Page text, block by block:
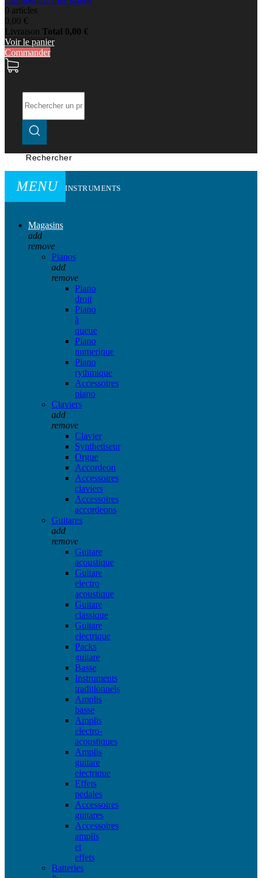
0 articles
0,00 €
Livraison Total 0,00 €
Voir le panier
Commander
Rechercher
MENU INSTRUMENTS
Magasins
add
remove
Pianos
add
remove
Piano
droit
Piano
à
queue
Piano
numerique
Piano
rythmique
Accessoires
piano
Claviers
add
remove
Clavier
Synthetiseur
Orgue
Accordeon
Accessoires
claviers
Accessoires
accordeons
Guitares
add
remove
Guitare
acoustique
Guitare
electro
acoustique
Guitare
classique
Guitare
electrique
Packs
guitare
Basse
Instruments
traditionnels
Amplis
basse
Amplis
electro-
acoustiques
Amplis
guitare
electrique
Effets
pedales
Accessoires
guitares
Accessoires
amplis
et
effets
Batteries